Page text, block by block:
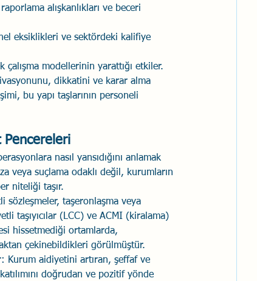
alışkanlıkları ve beceri
eksiklikleri ve sektördeki kalifiye
çalışma modellerinin yarattığı etkiler.
dikkatini ve karar alma
bu yapı taşlarının personeli
Pencereleri
nasıl yansıdığını anlamak
veya suçlama odaklı değil, kurumların
niteliği taşır.
sözleşmeler, taşeronlaşma veya
taşıyıcılar (LCC) ve ACMI (kiralama)
hissetmediği ortamlarda,
çekinebildikleri görülmüştür.
Kurum aidiyetini artıran, şeffaf ve
doğrudan ve pozitif yönde